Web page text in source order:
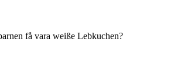
få vara weiße Lebkuchen?